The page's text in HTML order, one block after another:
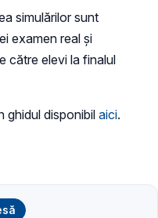
simulărilor sunt
examen real și
către elevi la finalul
ghidul disponibil aici.